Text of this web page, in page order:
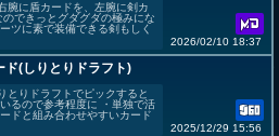
腕に盾カードを、左腕に剣カ
できっとグダグダの極みにな
ツに素で装備できる剣もしく
2026/02/10 18:37
ド(しりとりドラフト)
とりドラフトでピックすると
るので参考程度に ・単独で活
ドと組み合わせやすいカード
2025/12/29 15:56